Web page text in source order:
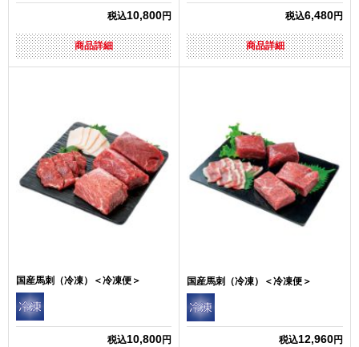
税込10,800円
商品詳細
税込6,480円
商品詳細
国産馬刺（冷凍）＜冷凍便＞
税込10,800円
国産馬刺（冷凍）＜冷凍便＞
税込12,960円